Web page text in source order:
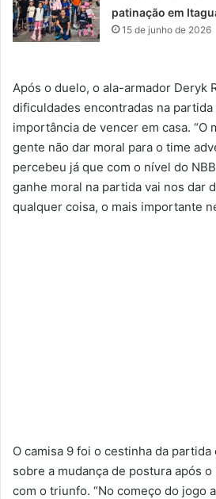
patinação em
15 de junho de 2026
Após o duelo, o ala-armador Deryk
dificuldades encontradas na partida
importância de vencer em casa. “O
gente não dar moral para o time
percebeu já que com o nível do
ganhe moral na partida vai nos dar
qualquer coisa, o mais importante
O camisa 9 foi o cestinha da
sobre a mudança de postura após
com o triunfo. “No começo do jogo